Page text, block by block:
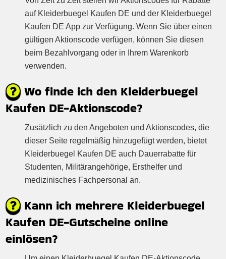
auf Kleiderbuegel Kaufen DE und der Kleiderbuegel
Kaufen DE App zur Verfügung. Wenn Sie über einen
gültigen Aktionscode verfügen, können Sie diesen
beim Bezahlvorgang oder in Ihrem Warenkorb
verwenden.
Wo finde ich den Kleiderbuegel
Kaufen DE-Aktionscode?
Zusätzlich zu den Angeboten und Aktionscodes, die
dieser Seite regelmäßig hinzugefügt werden, bietet
Kleiderbuegel Kaufen DE auch Dauerrabatte für
Studenten, Militärangehörige, Ersthelfer und
medizinisches Fachpersonal an.
Kann ich mehrere Kleiderbuegel
Kaufen DE-Gutscheine online
einlösen?